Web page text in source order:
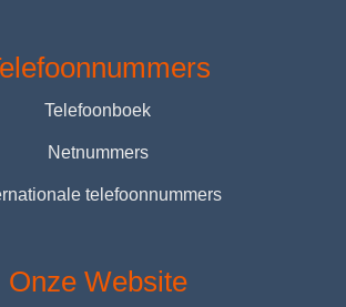
Telefoonboek
Netnummers
telefoonnummers
Onze Website